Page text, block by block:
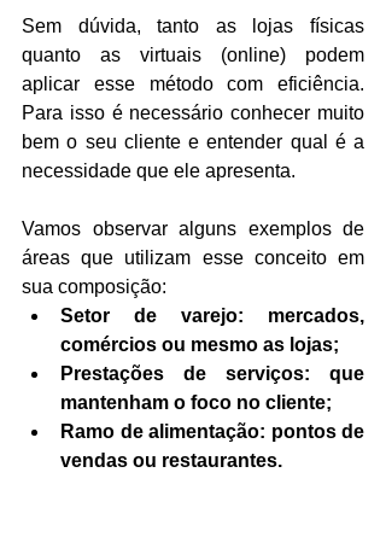
Sem dúvida, tanto as lojas físicas
quanto as virtuais (online) podem
aplicar esse método com eficiência.
Para isso é necessário conhecer muito
bem o seu cliente e entender qual é a
necessidade que ele apresenta.
Vamos observar alguns exemplos de
áreas que utilizam esse conceito em
sua composição:
Setor de varejo: mercados,
comércios ou mesmo as lojas;
Prestações de serviços: que
mantenham o foco no cliente;
Ramo de alimentação: pontos de
vendas ou restaurantes.